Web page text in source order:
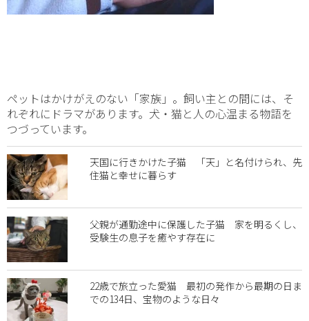
ペットはかけがえのない「家族」。飼い主との間には、そ
れぞれにドラマがあります。犬・猫と人の心温まる物語を
つづっています。
天国に行きかけた子猫 「天」と名付けられ、先
住猫と幸せに暮らす
父親が通勤途中に保護した子猫 家を明るくし、
受験生の息子を癒やす存在に
22歳で旅立った愛猫 最初の発作から最期の日ま
での134日、宝物のような日々